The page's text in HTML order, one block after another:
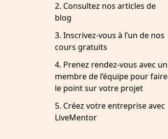
2. Consultez nos articles de
blog
3. Inscrivez-vous à l’un de nos
cours gratuits
4. Prenez rendez-vous avec un
membre de l’équipe pour faire
le point sur votre projet
5. Créez votre entreprise avec
LiveMentor